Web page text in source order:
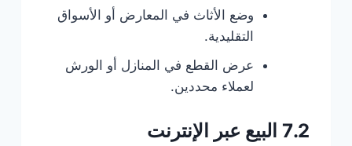
وضع الأثاث في المعارض أو الأسواق
التقليدية.
عرض القطع في المنازل أو الورش
لعملاء محددين.
7.2 البيع عبر الإنترنت